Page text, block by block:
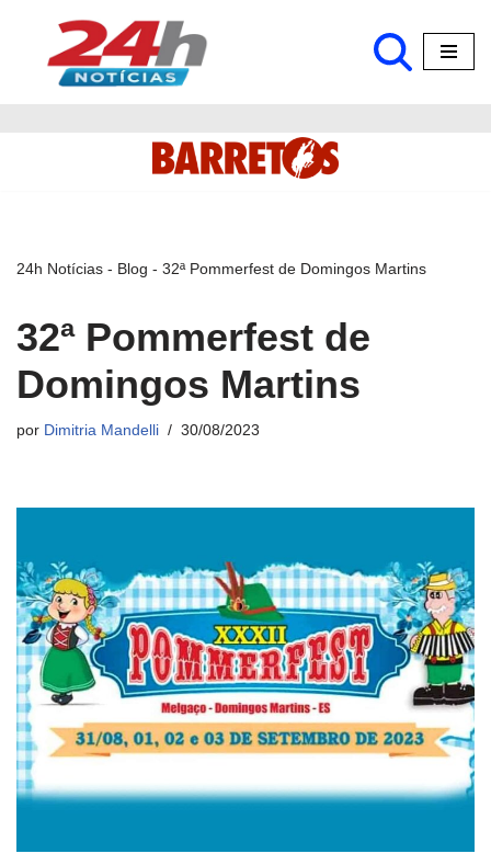
Pular
24h Notícias - Blog - 32ª Pommerfest de Domingos Martins
32ª Pommerfest de
Domingos Martins
por Dimitria Mandelli 30/08/2023